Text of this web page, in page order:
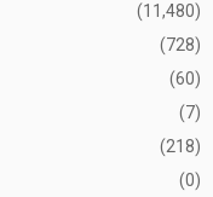
(11,480)
(728)
(60)
(7)
(218)
(0)